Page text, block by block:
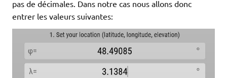
pas de décimales. Dans notre cas nous allons donc
entrer les valeurs suivantes: